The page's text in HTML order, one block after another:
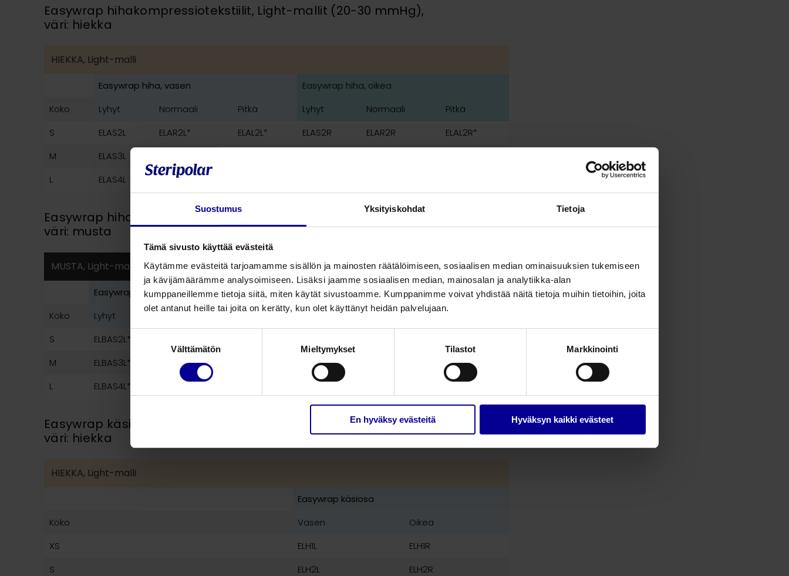
Suostumus Yksityiskohdat Tietoja
Tämä sivusto käyttää evästeitä
Käytämme evästeitä tarjoamamme sisällön ja mainosten räätälöimiseen, sosiaalisen median ominaisuuksien tukemiseen
ja kävijämäärämme analysoimiseen. Lisäksi jaamme sosiaalisen median, mainosalan ja analytiikka-alan
kumppaneillemme tietoja siitä, miten käytät sivustoamme. Kumppanimme voivat yhdistää näitä tietoja muihin tietoihin, joita
olet antanut heille tai joita on kerätty, kun olet käyttänyt heidän palvelujaan.
Suostumuksen
Välttämätön Mieltymykset Tilastot Markkinointi
En hyväksy evästeitä Hyväksyn kaikki evästeet
Easywrap hihakompressiotekstiilit, Light-mallit (20-30 mmHg),
väri: hiekka
HIEKKA, Light-malli
Easywrap hiha, vasen
Easywrap hiha, oikea
Koko
Lyhyt Normaali Pitkä Lyhyt Normaali
Pitkä
S
ELAS2L ELAR2L* ELAL2L* ELAS2R ELAR2R
ELAL2R*
M
ELAS3L
L
ELAS4L ELAR4L
Easywrap hihakompressiotekstiilit, Light-mallit (20-30 mmHg),
väri: musta
MUSTA, Light-malli
Easywrap hiha, vasen
Easywrap hiha, oikea
Koko
Lyhyt Normaali
S
ELBAS2L*
M
ELBAS3L* ELBAR3L* ELBAS3R*
ELBAL3R*
L
ELBAS4L*
Easywrap käsiosakompressiotekstiili, Light-mallit (20-30 mmHg),
väri: hiekka
HIEKKA, Light-malli
Easywrap käsiosa
Koko
Vasen
Oikea
XS
ELH1L
ELH1R
S
ELH2L
ELH2R